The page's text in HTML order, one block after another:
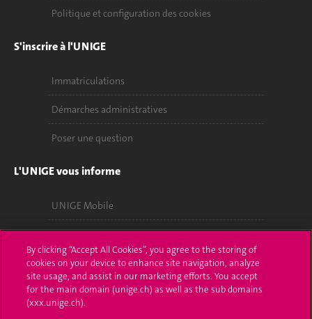
Politique et configuration des cookies
S'inscrire à l'UNIGE
Immatriculations
Démarches administratives
Poser une question
L'UNIGE vous informe
UNIGE Mobile
Médias
Offres d'emploi
Bibliothèque
By clicking “Accept All Cookies”, you agree to the storing of
cookies on your device to enhance site navigation, analyze
site usage, and assist in our marketing efforts. You accept
for the main domain (unige.ch) as well as the sub domains
(xxx.unige.ch).